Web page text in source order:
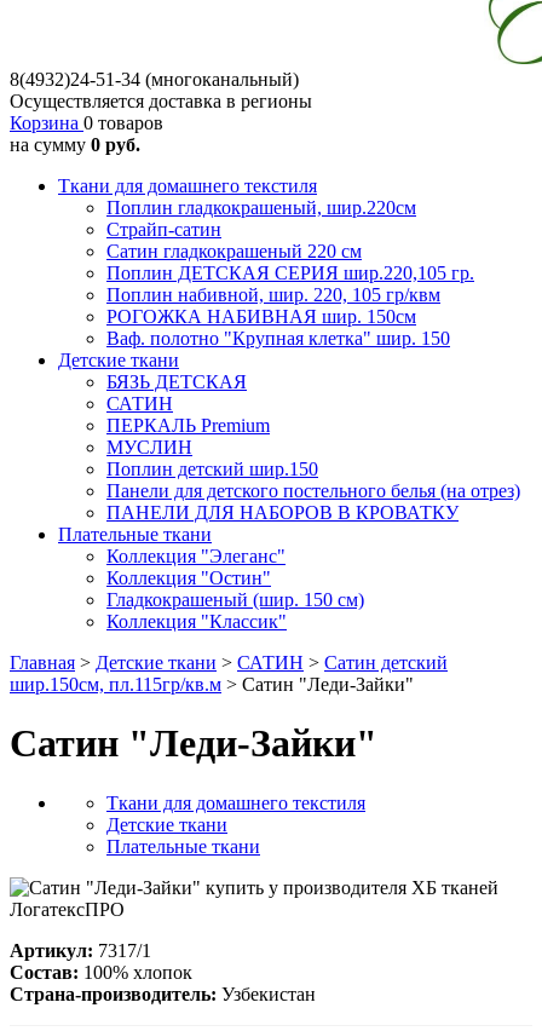
8(4932)24-51-34 (многоканальный)
Осуществляется доставка в регионы
Корзина 0 товаров
на сумму 0 руб.
Ткани для домашнего текстиля
Поплин гладкокрашеный, шир.220см
Страйп-сатин
Сатин гладкокрашеный 220 см
Поплин ДЕТСКАЯ СЕРИЯ шир.220,105 гр.
Поплин набивной, шир. 220, 105 гр/квм
РОГОЖКА НАБИВНАЯ шир. 150см
Ваф. полотно "Крупная клетка" шир. 150
Детские ткани
БЯЗЬ ДЕТСКАЯ
САТИН
ПЕРКАЛЬ Premium
МУСЛИН
Поплин детский шир.150
Панели для детского постельного белья (на отрез)
ПАНЕЛИ ДЛЯ НАБОРОВ В КРОВАТКУ
Плательные ткани
Коллекция "Элеганс"
Коллекция "Остин"
Гладкокрашеный (шир. 150 см)
Коллекция "Классик"
Главная > Детские ткани > САТИН > Сатин детский
шир.150см, пл.115гр/кв.м > Сатин "Леди-Зайки"
Сатин "Леди-Зайки"
Ткани для домашнего текстиля
Детские ткани
Плательные ткани
Артикул: 7317/1
Состав: 100% хлопок
Страна-производитель: Узбекистан